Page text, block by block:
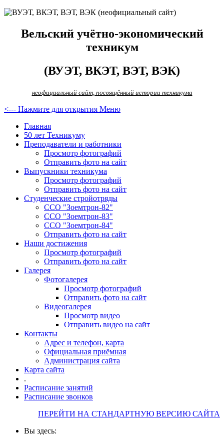
Вельский учётно-экономический
техникум
(ВУЭТ, ВКЭТ, ВЭТ, ВЭК)
неофициальный сайт, посвящённый истории техникума
<--- Нажмите для открытия Меню
Главная
50 лет Техникуму
Преподаватели и работники
Просмотр фотографий
Отправить фото на сайт
Выпускники техникума
Просмотр фотографий
Отправить фото на сайт
Студенческие стройотряды
ССО "Зоемтрон-82"
ССО "Зоемтрон-83"
ССО "Зоемтрон-84"
Отправить фото на сайт
Наши достижения
Просмотр фотографий
Отправить фото на сайт
Галерея
Фотогалерея
Просмотр фотографий
Отправить фото на сайт
Видеогалерея
Просмотр видео
Отправить видео на сайт
Контакты
Адрес и телефон, карта
Официальная приёмная
Администрация сайта
Карта сайта
.
Расписание занятий
Расписание звонков
ПЕРЕЙТИ НА СТАНДАРТНУЮ ВЕРСИЮ САЙТА
Вы здесь: